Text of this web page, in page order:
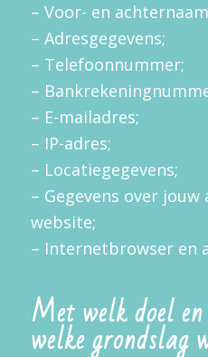
– Voor- en
– Adresgegevens;
– Telefoonnummer;
–
– E-mailadres;
– IP-adres;
– Locatiegegevens;
– Gegevens over
website;
– Internetbrowser en
Met welk doel
welke grondslag